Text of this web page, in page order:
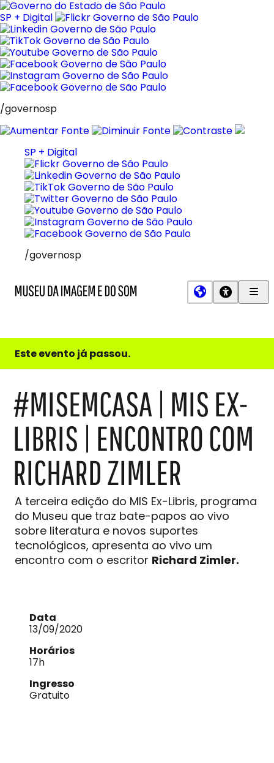
Pular
para
o
conteúdo
SP + Digital
/governosp
SP + Digital
/governosp
e
do
Este evento já passou.
#MISEMCASA | MIS EX-
LIBRIS | ENCONTRO COM
RICHARD ZIMLER
A terceira edição do MIS Ex-Libris, programa
do Museu que traz bate-papos ao vivo
sobre literatura e novos suportes
tecnológicos, apresenta ao vivo um
encontro com o escritor Richard Zimler.
Data
13/09/2020
Horários
17h
Ingresso
Gratuito